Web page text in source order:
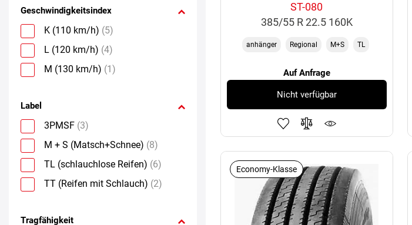
Geschwindigkeitsindex
K (110 km/h) (5)
L (120 km/h) (4)
M (130 km/h) (1)
Label
3PMSF (3)
M + S (Matsch+Schnee) (8)
TL (schlauchlose Reifen) (6)
TT (Reifen mit Schlauch) (2)
Tragfähigkeit
ST-080
385/55 R 22.5 160K
anhänger Regional M+S TL
Auf Anfrage
Nicht verfügbar
Economy-Klasse